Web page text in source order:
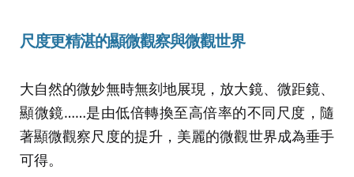
尺度更精湛的顯微觀察與微觀世界
大自然的微妙無時無刻地展現，放大鏡、微距鏡、
顯微鏡……是由低倍轉換至高倍率的不同尺度，隨
著顯微觀察尺度的提升，美麗的微觀世界成為垂手
可得。